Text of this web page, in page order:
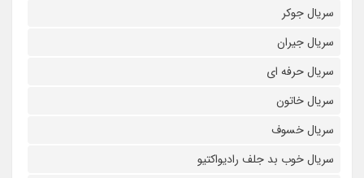
سریال جوکر
سریال جیران
سریال حرفه ای
سریال خاتون
سریال خسوف
سریال خوب بد جلف رادیواکتیو